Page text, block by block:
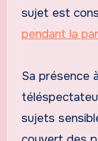
sujet est
pendant la
Sa présence
sujets